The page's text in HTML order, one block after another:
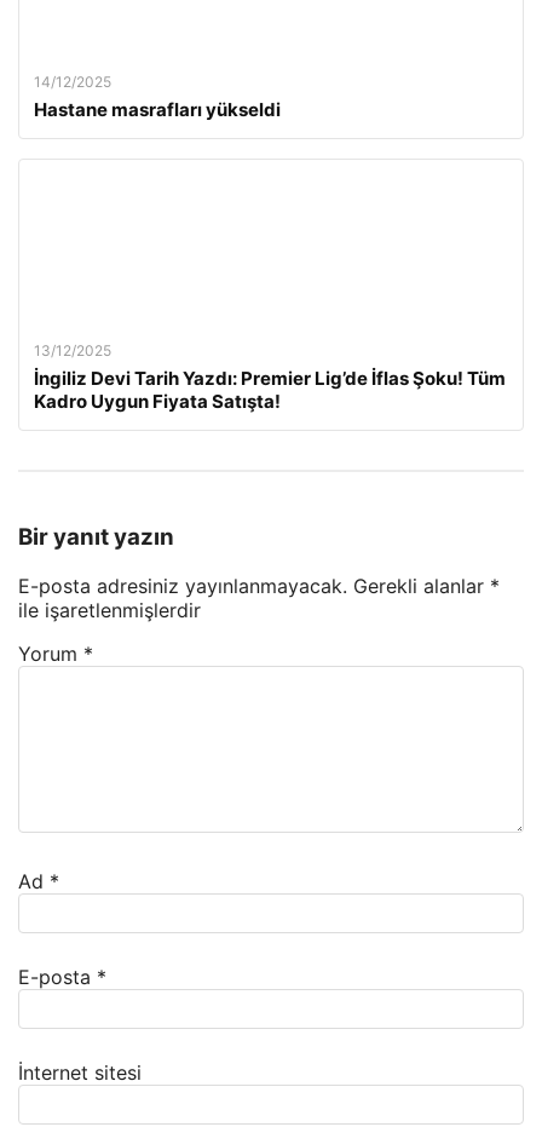
14/12/2025
Hastane masrafları yükseldi
13/12/2025
İngiliz Devi Tarih Yazdı: Premier Lig’de İflas Şoku! Tüm
Kadro Uygun Fiyata Satışta!
Bir yanıt yazın
E-posta adresiniz yayınlanmayacak. Gerekli alanlar *
ile işaretlenmişlerdir
Yorum *
Ad *
E-posta *
İnternet sitesi